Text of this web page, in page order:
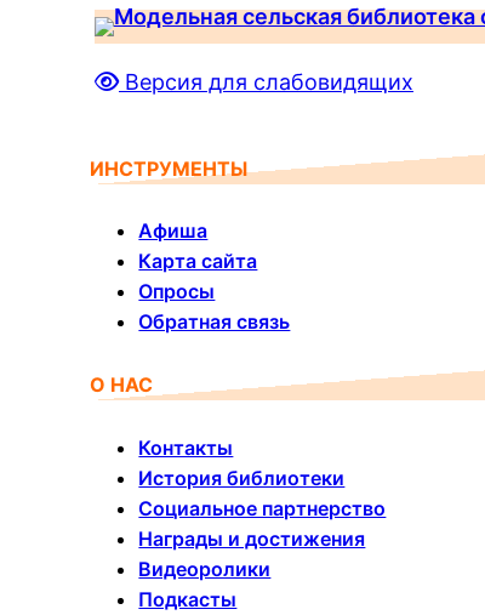
Перейти
содержимомуВерсия для слабовидящих
ИНСТРУМЕНТЫ
Афиша
Карта сайта
Опросы
Обратная связь
О НАС
Контакты
История библиотеки
Социальное партнерство
Награды и достижения
Видеоролики
Подкасты